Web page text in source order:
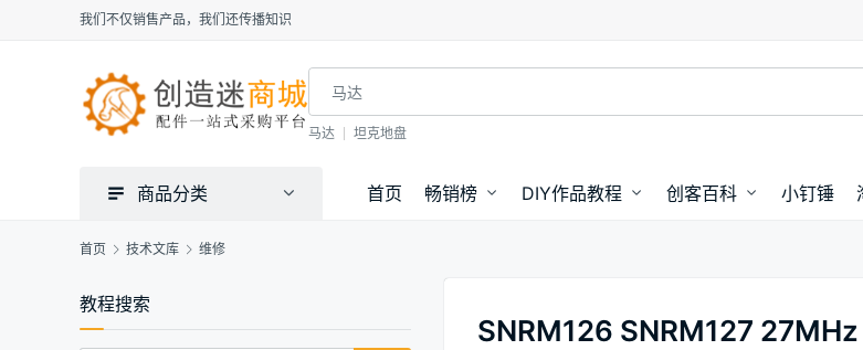
我们不仅销售产品，我们还传播知识
马达 坦克地盘
商品分类 首页 畅销榜 DIY作品教程 创客百科 小钉锤
首页 技术文库 维修
SNRM126 SNRM127
教程搜索